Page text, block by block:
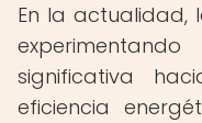
En la actualidad,
significativa
eficiencia